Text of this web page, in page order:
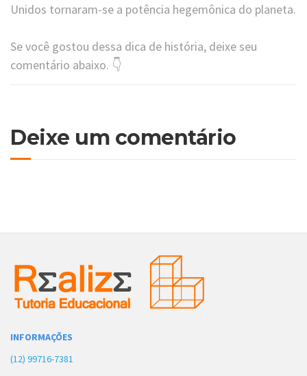
Unidos tornaram-se a potência hegemônica do planeta.
Se você gostou dessa dica de história, deixe seu
comentário abaixo. 👇
Deixe um comentário
INFORMAÇÕES
(12) 99716-7381